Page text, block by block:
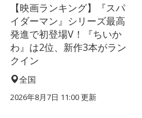
【映画ランキング】『スパ
イダーマン』シリーズ最高
発進で初登場V！『ちいか
わ』は2位、新作3本がラン
クイン
全国
2026年8月7日 11:00更新